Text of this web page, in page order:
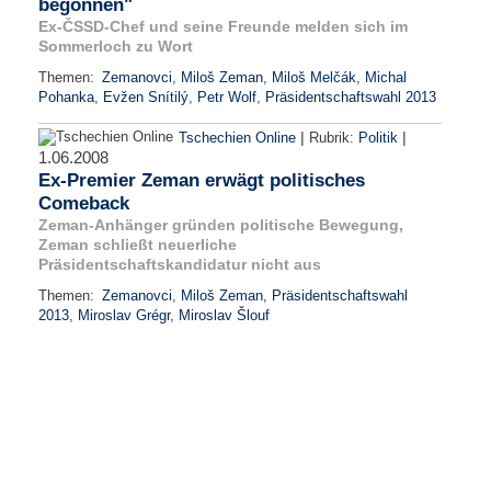
begonnen"
Ex-ČSSD-Chef und seine Freunde melden sich im
Sommerloch zu Wort
Themen: Zemanovci Miloš Zeman Miloš Melčák
Michal
Pohanka
Evžen Snítilý Petr Wolf Präsidentschaftswahl 2013
Tschechien Online | Rubrik: Politik |
1.06.2008
Ex-Premier Zeman erwägt politisches
Comeback
Zeman-Anhänger gründen politische Bewegung,
Zeman schließt neuerliche
Präsidentschaftskandidatur nicht aus
Themen: Zemanovci Miloš Zeman
Präsidentschaftswahl
2013
Miroslav Grégr, Miroslav Šlouf